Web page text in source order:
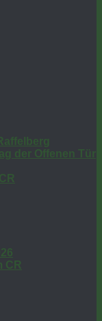
der Offenen Tür
CR